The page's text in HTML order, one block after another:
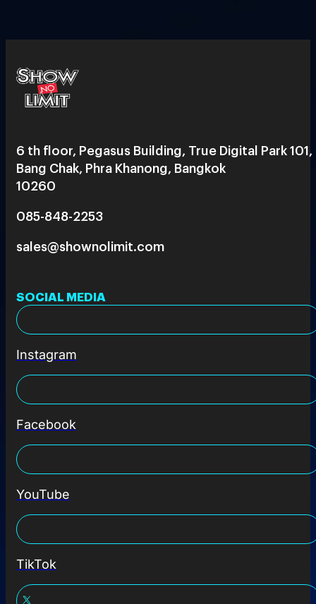
6 th floor, Pegasus Building, True Digital Park 101,
Bang Chak, Phra Khanong, Bangkok
10260
085-848-2253
sales@shownolimit.com
SOCIAL MEDIA
Instagram
Facebook
YouTube
TikTok